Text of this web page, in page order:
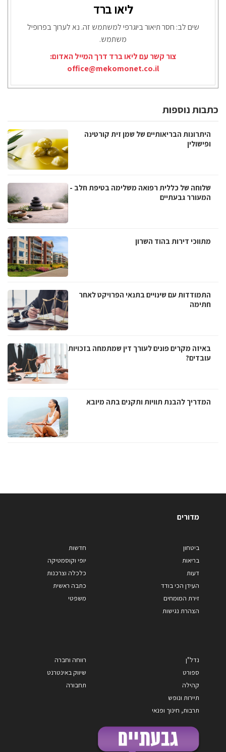
ליאו ברד
שים לב: חסר תיאור ביוגרפי למשתמש זה. נא לערוך בפרופיל
משתמש.
צור קשר עם ליאו ברד דרך המייל האדום:
office@mekomonet.co.il
כתבות נוספות
היתרונות הבריאותיים של שמן זית קורטינה
ופישולין
שלוחה של כללית רפואה משלימה בטיפת חלב -
המעורר גבעתיים
מתווכי דירות בהוד השרון
התמודדות עם שינויים בתנאי הפרויקט לאחר
חתימה
באיזה מקרים פונים לעורך דין שמתמחה בזכויות
עובדים?
המדריך להבנת תוויות ותקנים בתה מיובא
מדורים
ביטחון
בריאות
דעות
העידן הכי בודד
זירת המומחים
הצהרת נגישות
חדשות
יופי וקוסמטיקה
כלכלה וצרכנות
כתבה ראשית
משפטי
נדל"ן
ספורט
קהילה
תיירות ונופש
תרבות, חינוך ופנאי
רווחה וחברה
שיווק באינטרנט
תחבורה